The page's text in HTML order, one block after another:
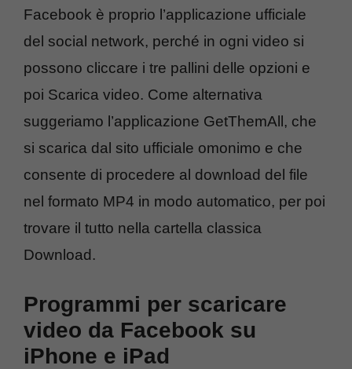
Facebook è proprio l’applicazione ufficiale
del social network, perché in ogni video si
possono cliccare i tre pallini delle opzioni e
poi Scarica video. Come alternativa
suggeriamo l’applicazione GetThemAll, che
si scarica dal sito ufficiale omonimo e che
consente di procedere al download del file
nel formato MP4 in modo automatico, per poi
trovare il tutto nella cartella classica
Download.
Programmi per scaricare
video da Facebook su
iPhone e iPad